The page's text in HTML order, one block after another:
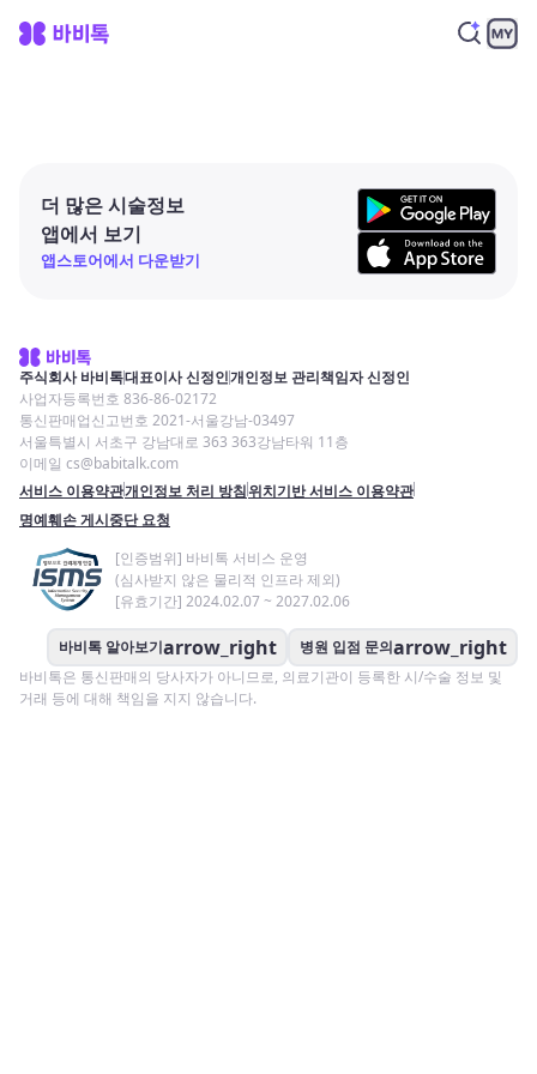
더 많은 시술정보
앱에서 보기
앱스토어에서 다운받기
주식회사 바비톡대표이사 신정인개인정보 관리책임자 신정인
사업자등록번호 836-86-02172
통신판매업신고번호 2021-서울강남-03497
서울특별시 서초구 강남대로 363 363강남타워 11층
이메일 cs@babitalk.com
서비스 이용약관개인정보 처리 방침위치기반 서비스 이용약관
명예훼손 게시중단 요청
[인증범위] 바비톡 서비스 운영
(심사받지 않은 물리적 인프라 제외)
[유효기간] 2024.02.07 ~ 2027.02.06
바비톡 알아보기arrow_right 병원 입점 문의arrow_right
바비톡은 통신판매의 당사자가 아니므로, 의료기관이 등록한 시/수술 정보 및
거래 등에 대해 책임을 지지 않습니다.